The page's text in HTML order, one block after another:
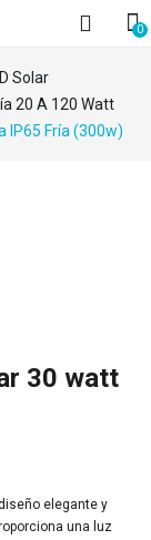
0
Solar
20 A 120 Watt
IP65 Fría (300w)
30 watt
elegante y
una luz